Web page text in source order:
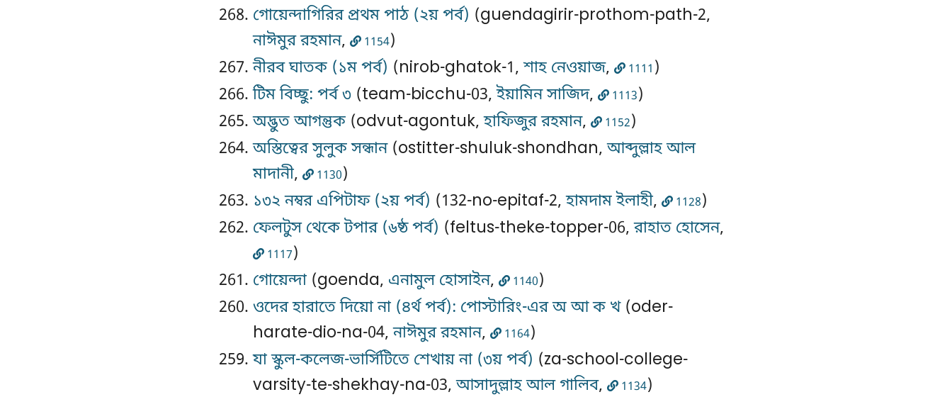
গোয়েন্দাগিরির প্রথম পাঠ (২য় পর্ব) (guendagirir-prothom-path-2,
নাঈমুর রহমান, 1154)
নীরব ঘাতক (১ম পর্ব) (nirob-ghatok-1,শাহ নেওয়াজ, 1111 )
টিম বিচ্ছু: পর্ব ৩ (team-bicchu-03,ইয়ামিন সাজিদ, 1113)
অদ্ভুত আগন্তুক (odvut-agontuk,হাফিজুর রহমান, 1152)
অস্তিত্বের সুলুক সন্ধান(ostitter-shuluk-shondhan,আব্দুল্লাহ আল
মাদানী, 1130)
১৩২ নম্বর এপিটাফ (২য় পর্ব) (132-no-epitaf-2,হামদাম ইলাহী, 1128)
ফেলটুস থেকে টপার (৬ষ্ঠ পর্ব) (feltus-theke-topper-06,রাহাত হোসেন,
1117)
গোয়েন্দা (goenda, এনামুল হোসাইন, 1140)
ওদের হারাতে দিয়ো না (৪র্থ পর্ব): পোস্টারিং-এর অ আ ক খ(oder-
harate-dio-na-04,নাঈমুর রহমান, 1164)
যা স্কুল-কলেজ-ভার্সিটিতে শেখায় না (৩য় পর্ব) (za-school-college-
varsity-te-shekhay-na-03,আসাদুল্লাহ আল গালিব, 1134)